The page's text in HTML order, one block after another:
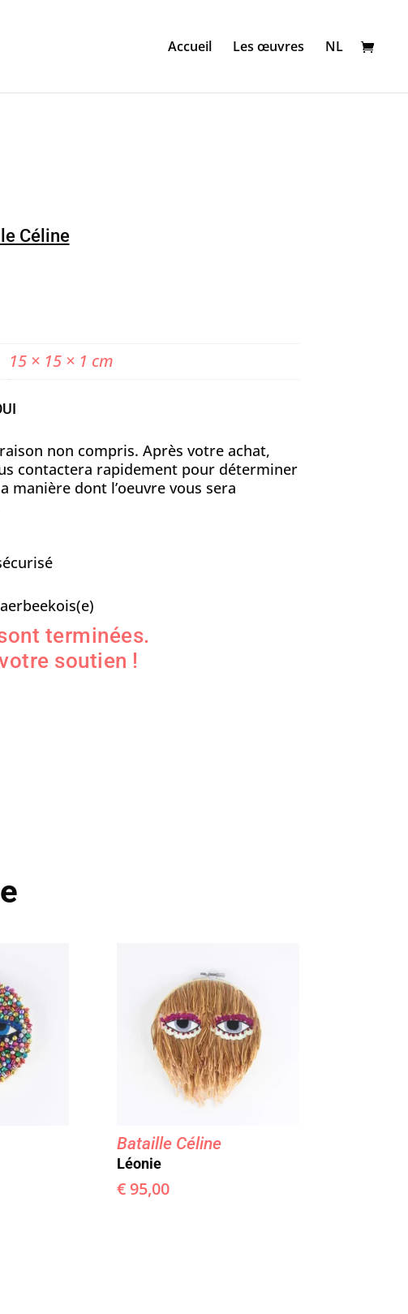
Accueil Les œuvres NL
Céline
15 × 15 × 1 cm
non compris. Après votre achat,
contactera rapidement pour déterminer
manière dont l’oeuvre vous sera
terminées.
soutien !
Bataille Céline
Léonie
€ 95,00